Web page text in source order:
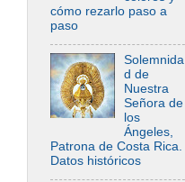
cómo rezarlo paso a
paso
Solemnida
d de
Nuestra
Señora de
los
Ángeles,
Patrona de Costa Rica.
Datos históricos